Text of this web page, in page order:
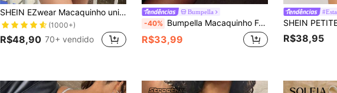
SHEIN EZwear Macaquinho unitard de malha estampado floral para saídas no verão
(1000+)
R$48,90 70+ vendido
Bumpella
-40% Bumpella Macaquinho Feminino Estampa Numérica Bicolor 2 em 1
R$33,99 R$38,95